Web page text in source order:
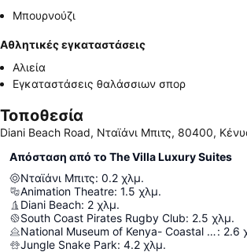
Μπουρνούζι
Αθλητικές εγκαταστάσεις
Αλιεία
Εγκαταστάσεις θαλάσσιων σπορ
Τοποθεσία
Diani Beach Road, Νταϊάνι Μπιτς, 80400,
Απόσταση από το The Villa Luxury Suites
Νταϊάνι Μπιτς: 0.2 χλμ.
Animation Theatre: 1.5 χλμ.
Diani Beach: 2 χλμ.
South Coast Pirates Rugby Club: 2.5 χλμ.
National Museum of Kenya- Coastal Forest Conservation Unit: 2.6
Jungle Snake Park: 4.2 χλμ.